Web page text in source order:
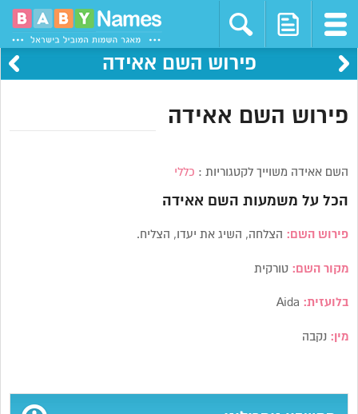
פירוש השם אאידה
פירוש השם אאידה
השם אאידה משוייך לקטגוריות : כללי
הכל על משמעות השם אאידה
פירוש השם: הצלחה, השיג את יעדו, הצליח.
מקור השם: טורקית
בלועזית:
מין:נקבה